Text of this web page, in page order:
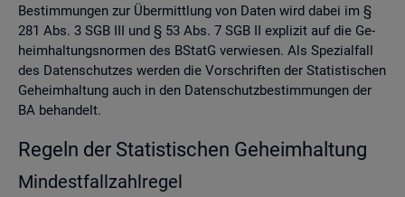
Be­stim­mun­gen zur Über­mitt­lung von Daten wird dabei im §
281 Abs. 3 SGB III und § 53 Abs. 7 SGB II ex­pli­zit auf die Ge­
heim­hal­tungs­nor­men des BStatG ver­wie­sen. Als Spe­zi­al­fall
des Da­ten­schut­zes wer­den die Vor­schrif­ten der Sta­tis­ti­schen
Ge­heim­hal­tung auch in den Da­ten­schutz­be­stim­mun­gen der
BA be­han­delt.
Re­geln der Sta­tis­ti­schen Ge­heim­hal­tung
Min­dest­fall­zahl­re­gel